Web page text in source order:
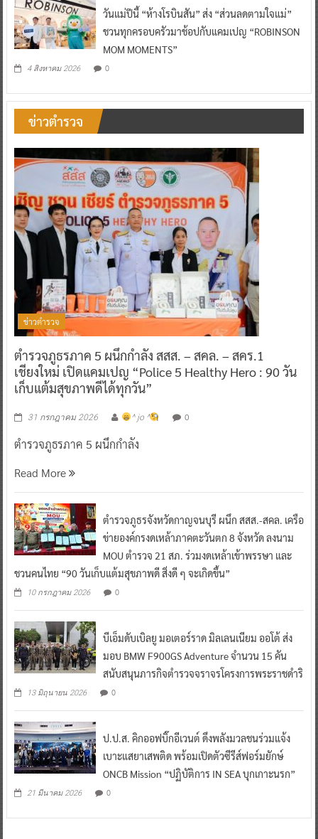
วันแม่ปีนี้ “ห้างโรบินสัน” ส่ง “ส่วนลดตามใจแม่”
ชวนทุกครอบครัวมาช้อปกับแคมเปญ “ROBINSON
MOM MOMENTS”
4 สิงหาคม 2026 0
ข่าวตำรวจ
ข่าวตำรวจ
ตำรวจภูธรภาค 5 ผนึกกำลัง สสส. – สคล. – สคร.1
เชียงใหม่ เปิดแคมเปญ “Police 5 Healthy Hero : 90 วัน
เก็บแต้มสุขภาพดีได้ทุกวัน”
31 กรกฎาคม 2026 ^ jo ^ 0
ตำรวจภูธรภาค 5 ผนึกกำลัง
Read More
ตำรวจภูธรจังหวัดกาญจนบุรี ผนึก สสส.-สคล. เครือ
ข่ายองค์กรงดเหล้าภาคตะวันตก 8 จังหวัด ลงนาม
MOU ตำรวจ 21 สภ. ร่วมงดเหล้าเข้าพรรษา และ
ชวนคนไทย “90 วันเก็บแต้มสุขภาพดี สิ่งดี ๆ จะเกิดขึ้น”
10 กรกฎาคม 2026 0
บีเอ็มดับเบิลยู มอเตอร์ราด มิลเลนเนียม ออโต้ ส่ง
มอบ BMW F900GS Adventure จำนวน 15 คัน
สนับสนุนภารกิจตำรวจจราจรโครงการพระราชดำริ
13 มิถุนายน 2026 0
ป.ป.ส. คิกออฟบิ๊กอีเวนต์ ดึงพลังมวลชนร่วมแจ้ง
เบาะแสยาเสพติด พร้อมเปิดตัวซีรีส์ฟอร์มยักษ์
ONCB Mission “ปฏิบัติการ IN SEA บุกเกาะนรก”
21 มีนาคม 2026 0